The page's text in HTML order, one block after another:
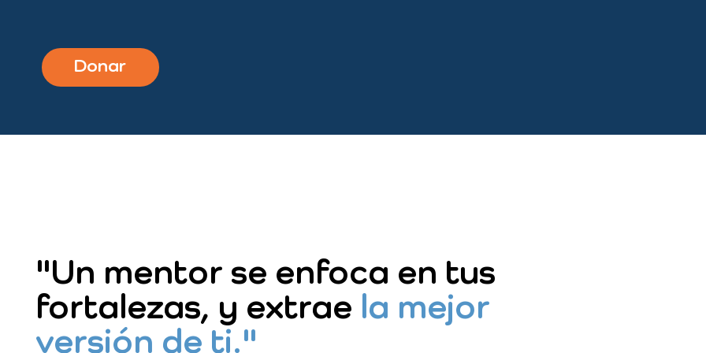
Donar
"Un mentor se enfoca en tus
fortalezas, y extrae la mejor
versión de ti."